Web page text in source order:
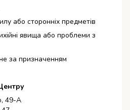
або сторонніх предметів
явища або проблеми з
за призначенням
49-А